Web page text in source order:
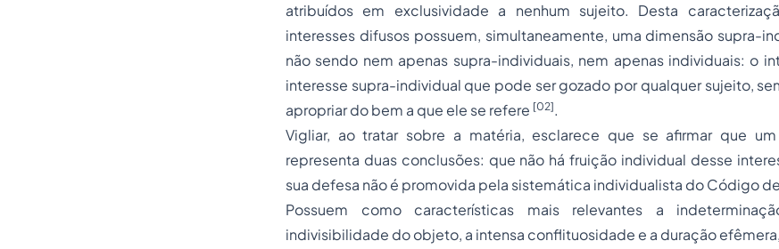
atribuídos em exclusividade a nenhum sujeito. Desta
interesses difusos possuem, simultaneamente, uma dimensão supra-
não sendo nem apenas supra-individuais, nem apenas individuais: o
interesse supra-individual que pode ser gozado por qualquer sujeito,
apropriar do bem a que ele se refere [02].
Vigliar, ao tratar sobre a matéria, esclarece que se afirmar que
representa duas conclusões: que não há fruição individual desse
sua defesa não é promovida pela sistemática individualista do Código de
Possuem como características mais relevantes a
indivisibilidade do objeto, a intensa conflituosidade e a duração